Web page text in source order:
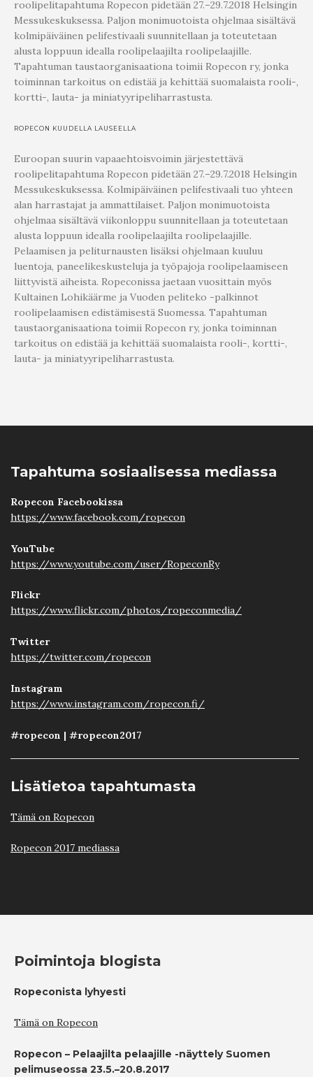
roolipelitapahtuma Ropecon pidetään 27.–29.7.2018 Helsingin
Messukeskuksessa. Paljon monimuotoista ohjelmaa sisältävä
kolmipäiväinen pelifestivaali suunnitellaan ja toteutetaan
alusta loppuun idealla roolipelaajilta roolipelaajille.
Tapahtuman taustaorganisaationa toimii Ropecon ry, jonka
toiminnan tarkoitus on edistää ja kehittää suomalaista rooli-,
kortti-, lauta- ja miniatyyripeliharrastusta.
ROPECON KUUDELLA LAUSEELLA
Euroopan suurin vapaaehtoisvoimin järjestettävä
roolipelitapahtuma Ropecon pidetään 27.–29.7.2018 Helsingin
Messukeskuksessa. Kolmipäiväinen pelifestivaali tuo yhteen
alan harrastajat ja ammattilaiset. Paljon monimuotoista
ohjelmaa sisältävä viikonloppu suunnitellaan ja toteutetaan
alusta loppuun idealla roolipelaajilta roolipelaajille.
Pelaamisen ja peliturnausten lisäksi ohjelmaan kuuluu
luentoja, paneelikeskusteluja ja työpajoja roolipelaamiseen
liittyvistä aiheista. Ropeconissa jaetaan vuosittain myös
Kultainen Lohikäärme ja Vuoden peliteko -palkinnot
roolipelaamisen edistämisestä Suomessa. Tapahtuman
taustaorganisaationa toimii Ropecon ry, jonka toiminnan
tarkoitus on edistää ja kehittää suomalaista rooli-, kortti-,
lauta- ja miniatyyripeliharrastusta.
Tapahtuma sosiaalisessa mediassa
Ropecon Facebookissa
https://www.facebook.com/ropecon
YouTube
https://www.youtube.com/user/RopeconRy
Flickr
https://www.flickr.com/photos/ropeconmedia/
Twitter
https://twitter.com/ropecon
Instagram
https://www.instagram.com/ropecon.fi/
#ropecon | #ropecon2017
Lisätietoa tapahtumasta
Tämä on Ropecon
Ropecon 2017 mediassa
Poimintoja blogista
Ropeconista lyhyesti
Tämä on Ropecon
Ropecon – Pelaajilta pelaajille -näyttely Suomen
pelimuseossa 23.5.–20.8.2017